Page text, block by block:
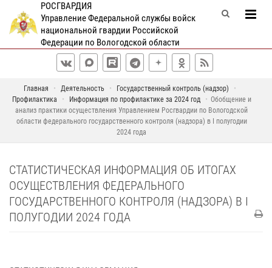
РОСГВАРДИЯ
Управление Федеральной службы войск
национальной гвардии Российской
Федерации по Вологодской области
Главная Деятельность
Государственный контроль (надзор)
Профилактика
Информация по профилактике за 2024 год
Обобщение и
анализ практики осуществления Управлением Росгвардии по Вологодской
области федерального государственного контроля (надзора) в I полугодии
2024 года
СТАТИСТИЧЕСКАЯ ИНФОРМАЦИЯ ОБ ИТОГАХ
ОСУЩЕСТВЛЕНИЯ ФЕДЕРАЛЬНОГО
ГОСУДАРСТВЕННОГО КОНТРОЛЯ (НАДЗОРА) В I
ПОЛУГОДИИ 2024 ГОДА